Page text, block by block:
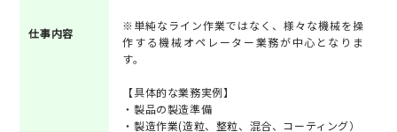
仕事内容
※単純なライン作業ではなく、様々な機械を操
作する機械オペレーター業務が中心となりま
す。
【具体的な業務実例】
・製品の製造準備
・製造作業(造粒、整粒、混合、コーティング）